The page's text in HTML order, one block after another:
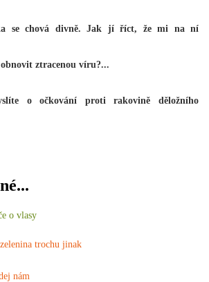
se chová divně. Jak jí říct, že mi na ní
ztracenou víru?...
o očkování proti rakovině děložního
o vlasy
trochu jinak
nám